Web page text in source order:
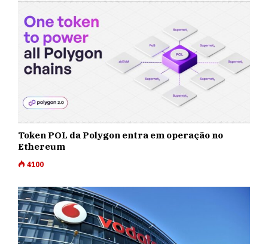
Token POL da Polygon entra em operação no
Ethereum
4100